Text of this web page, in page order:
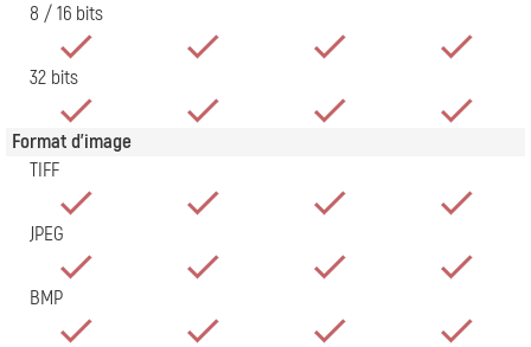
8 / 16 bits
32 bits
Format d'image
TIFF
JPEG
BMP